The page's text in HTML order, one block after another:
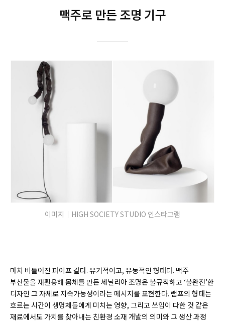
맥주로 만든 조명 기구
이미지｜HIGH SOCIETY STUDIO 인스타그램
마치 비틀어진 파이프 같다. 유기적이고, 유동적인 형태다. 맥주
부산물을 재활용해 몸체를 만든 세닐리아 조명은 불규칙하고 ‘불완전’한
디자인 그 자체로 지속가능성이라는 메시지를 표현한다. 램프의 형태는
흐르는 시간이 생명체들에게 미치는 영향, 그리고 쓰임이 다한 것 같은
재료에서도 가치를 찾아내는 친환경 소재 개발의 의미와 그 생산 과정